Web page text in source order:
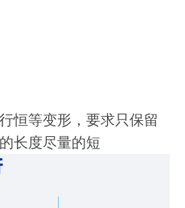
恒等变形，要求只保留
长度尽量的短